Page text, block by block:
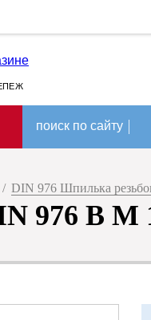
поиск по сайту
/ DIN 976 Шпилька
976 B M